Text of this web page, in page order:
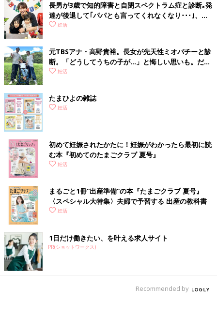
長男が3歳で知的障害と自閉スペクトラム症と診断｡発
達が後退して｢パパとも言ってくれなくなり･･･｣、元
プロバスケ選手･岡田優介
妊活
元TBSアナ・高野貴裕。長女が先天性ミオパチーと診
断。「どうしてうちの子が…」と悔しい思いも。だか
らこそ、娘との時間を全力で楽しみたい
妊活
たまひよの雑誌
妊活
初めて妊娠されたかたに！妊娠がわかったら最初に読
む本『初めてのたまごクラブ 夏号』
妊活
まるごと1冊“出産準備”の本『たまごクラブ 夏号』
〈スペシャル大特集〉夫婦で予習する 出産の教科書
妊活
1日だけ働きたい、を叶える求人サイト
PR(ショットワークス)
Recommended by